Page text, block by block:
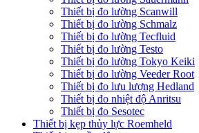
Thiết bị đo lường Scanwill
Thiết bị đo lường Schmalz
Thiết bị đo lường Tecfluid
Thiết bị đo lường Testo
Thiết bị đo lường Tokyo Keiki
Thiết bị đo lường Veeder Root
Thiết bị đo lưu lượng Hedland
Thiết bị đo nhiệt độ Anritsu
Thiết bị đo Sesotec
Thiết bị kẹp thủy lực Roemheld